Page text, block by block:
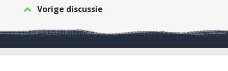
Vorige discussie